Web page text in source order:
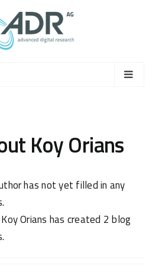
Koy Orians
has not yet filled in any
Orians has created 2 blog